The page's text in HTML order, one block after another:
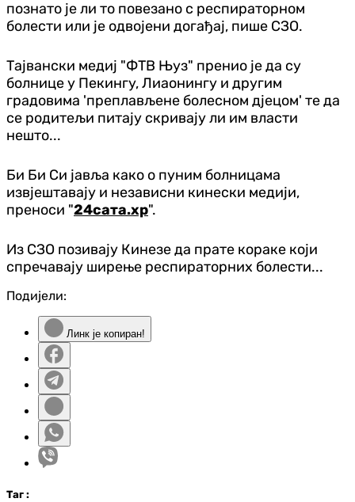
познато је ли то повезано с респираторном
болести или је одвојени догађај, пише СЗО.
Тајвански медиј "ФТВ Њуз" пренио је да су
болнице у Пекингу, Лиаонингу и другим
градовима 'преплављене болесном дјецом' те да
се родитељи питају скривају ли им власти
нешто...
Би Би Си јавља како о пуним болницама
извјештавају и независни кинески медији,
преноси "24сата.хр".
Из СЗО позивају Кинезе да прате кораке који
спречавају ширење респираторних болести...
Подијели:
Линк је копиран!
Таг :